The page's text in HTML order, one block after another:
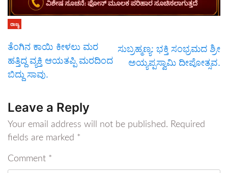
ರಾಜ್ಯ
ತೆಂಗಿನ ಕಾಯಿ ಕೀಳಲು ಮರ
ಹತ್ತಿದ್ದ ವ್ಯಕ್ತಿ ಆಯತಪ್ಪಿ ಮರದಿಂದ
ಬಿದ್ದು ಸಾವು.
ಸುಬ್ರಹ್ಮಣ್ಯ: ಭಕ್ತಿ ಸಂಭ್ರಮದ ಶ್ರೀ
ಅಯ್ಯಪ್ಪಸ್ವಾಮಿ ದೀಪೋತ್ಸವ.
Leave a Reply
Your email address will not be published. Required
fields are marked *
Comment *